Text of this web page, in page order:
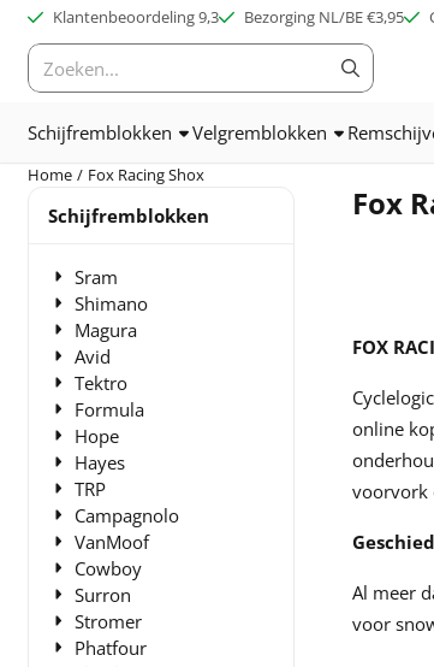
Cookievoorkeuren zijn beschikbaar. Kies
Klantenbeoordeling 9,3 Bezorging NL/BE €3,95
Zoeken
Schijfremblokken Velgremblokken
Home / Fox Racing Shox
Schijfremblokken
Sram
Shimano
Magura
Avid
Tektro
Formula
Hope
Hayes
TRP
Campagnolo
VanMoof
Cowboy
Surron
Stromer
Phatfour
Fox
FOX
online
voorvork
Al meer
voor